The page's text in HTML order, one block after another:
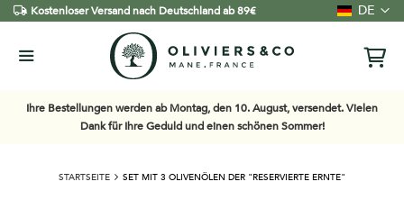
Kostenloser Versand nach Deutschland ab 89€ Sprache
DE
Ihre Bestellungen werden ab Montag, den 10. August, versendet. Vielen
Dank für Ihre Geduld und einen schönen Sommer!
STARTSEITE SET MIT 3 OLIVENÖLEN DER "RESERVIERTE ERNTE"